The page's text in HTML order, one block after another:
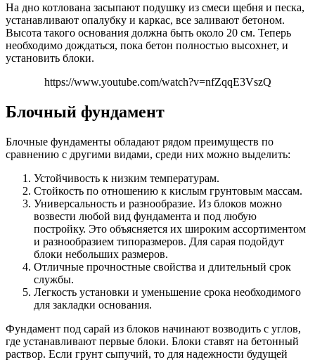
На дно котлована засыпают подушку из смеси щебня и песка,
устанавливают опалубку и каркас, все заливают бетоном.
Высота такого основания должна быть около 20 см. Теперь
необходимо дождаться, пока бетон полностью высохнет, и
установить блоки.
https://www.youtube.com/watch?v=nfZqqE3VszQ
Блочный фундамент
Блочные фундаменты обладают рядом преимуществ по
сравнению с другими видами, среди них можно выделить:
Устойчивость к низким температурам.
Стойкость по отношению к кислым грунтовым массам.
Универсальность и разнообразие. Из блоков можно
возвести любой вид фундамента и под любую
постройку. Это объясняется их широким ассортиментом
и разнообразием типоразмеров. Для сарая подойдут
блоки небольших размеров.
Отличные прочностные свойства и длительный срок
службы.
Легкость установки и уменьшение срока необходимого
для закладки основания.
Фундамент под сарай из блоков начинают возводить с углов,
где устанавливают первые блоки. Блоки ставят на бетонный
раствор. Если грунт сыпучий, то для надежности будущей